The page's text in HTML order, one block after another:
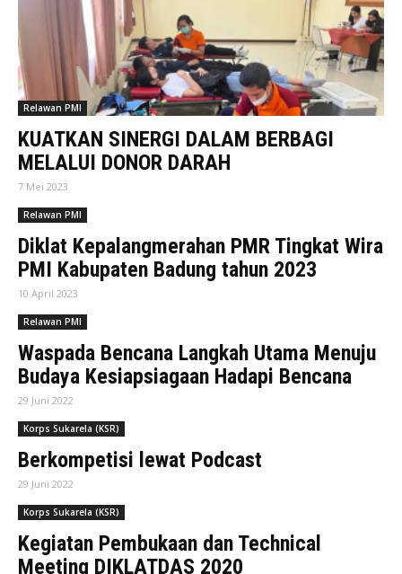
Relawan PMI
KUATKAN SINERGI DALAM BERBAGI
MELALUI DONOR DARAH
7 Mei 2023
Relawan PMI
Diklat Kepalangmerahan PMR Tingkat Wira
PMI Kabupaten Badung tahun 2023
10 April 2023
Relawan PMI
Waspada Bencana Langkah Utama Menuju
Budaya Kesiapsiagaan Hadapi Bencana
29 Juni 2022
Korps Sukarela (KSR)
Berkompetisi lewat Podcast
29 Juni 2022
Korps Sukarela (KSR)
Kegiatan Pembukaan dan Technical
Meeting DIKLATDAS 2020